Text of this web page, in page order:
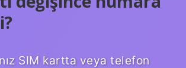
SIM kartta veya telefon